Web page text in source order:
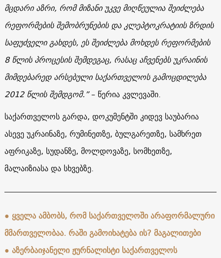
მცდარი აზრი, რომ მიზანი უკვე მიღწეულია შეიძლება
რეფორმების შემობრუნების და კლეპტოკრატიის ზრდის
საფუძველი გახდეს, ეს შეიძლება მოხდეს რეფორმების
8 წლის პროცესის შემდეგაც, რასაც აჩვენებს უკრაინის
მიმდებარედ არსებული საქართველოს გამოცდილება
2012 წლის შემდგომ.”– წერია კვლევაში.
საქართველოს გარდა, დოკუმენტში კიდევ საუბარია
ასევე უკრაინაზე, რუმინეთზე, ბულგარეთზე, სამხრეთ
აფრიკაზე, სუდანზე, მოლდოვაზე, სომხეთზე,
მალაიზიასა და სხვებზე.
● ყველა ამბობს, რომ საქართველოში არაფორმალური
მმართველობაა. რაში გამოიხატება ის? მაგალითები
● აზერბაიჯანელი ჟურნალისტი საქართველოს